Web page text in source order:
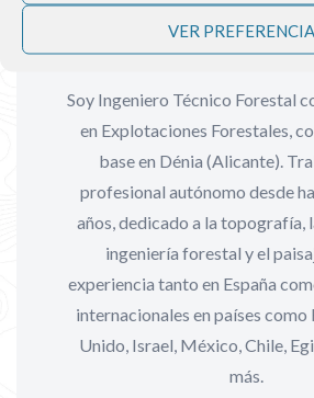
VER
Por Juan Salvador
Bataller
Soy Ingeniero Técnico Forestal
en Explotaciones Forestales,
base en Dénia (Alicante).
profesional autónomo desde
años, dedicado a la topografía,
ingeniería forestal y el
experiencia tanto en España
internacionales en países como
Unido, Israel, México, Chile,
más.